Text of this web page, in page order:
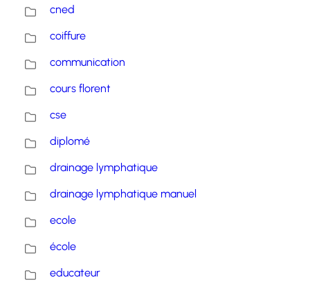
cned
coiffure
communication
cours florent
cse
diplomé
drainage lymphatique
drainage lymphatique manuel
ecole
école
educateur